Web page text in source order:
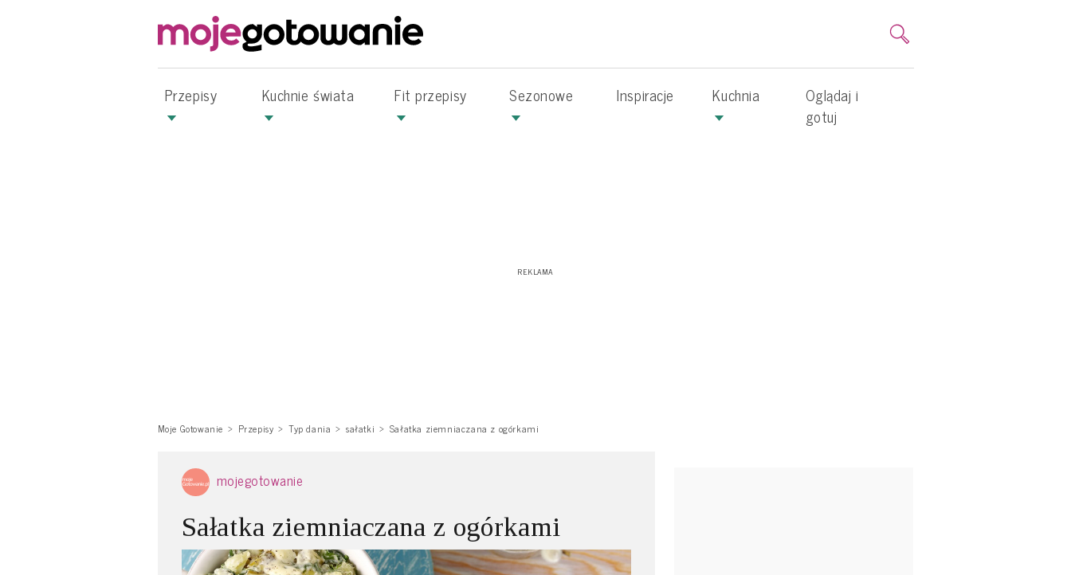
Przepisy Kuchnie świata Fit przepisy Sezonowe Inspiracje Kuchnia
Oglądaj i
gotuj
Moje Gotowanie Przepisy Typ dania sałatki Sałatka ziemniaczana z ogórkami
mojegotowanie
Sałatka ziemniaczana z ogórkami